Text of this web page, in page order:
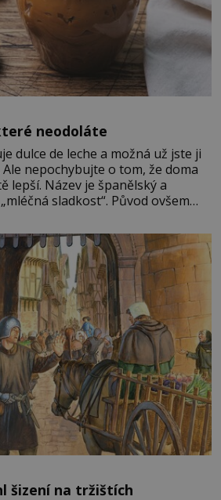
neodoláte
dulce de leche a možná už jste ji
nepochybujte o tom, že doma
lepší. Název je španělský a
sladkost“. Původ ovšem
zemí a k tomu
šizení na tržištích